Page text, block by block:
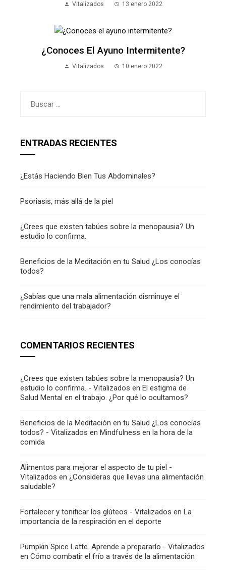
Vitalizados 13 enero 2022
¿Conoces El Ayuno Intermitente?
Vitalizados 10 enero 2022
ENTRADAS RECIENTES
¿Estás Haciendo Bien Tus Abdominales?
Psoriasis, más allá de la piel
¿Crees que existen tabúes sobre la menopausia? Un
estudio lo confirma.
Beneficios de la Meditación en tu Salud ¿Los conocías
todos?
¿Sabías que una mala alimentación disminuye el
rendimiento del trabajador?
COMENTARIOS RECIENTES
¿Crees que existen tabúes sobre la menopausia? Un
estudio lo confirma. - Vitalizados en El estigma de
Salud Mental en el trabajo. ¿Por qué lo ocultamos?
Beneficios de la Meditación en tu Salud ¿Los conocías
todos? - Vitalizados en Mindfulness en la hora de la
comida
Alimentos para mejorar el aspecto de tu piel -
Vitalizados en ¿Consideras que llevas una alimentación
saludable?
Fortalecer y tonificar los glúteos - Vitalizados en La
importancia de la respiración en el deporte
Pumpkin Spice Latte. Aprende a prepararlo - Vitalizados
en Cómo combatir el frío a través de la alimentación